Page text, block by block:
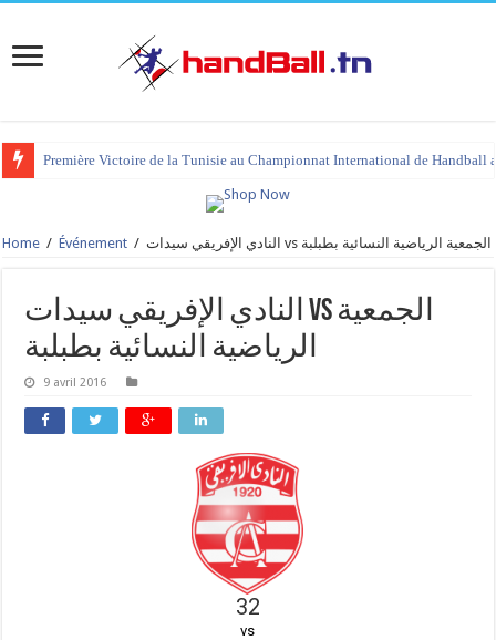
Première Victoire de la Tunisie au Championnat International de Handball
Home / Événement / النادي الإفريقي سيدات vs الجمعية الرياضية النسائية بطبلبة
النادي الإفريقي سيدات vs الجمعية
الرياضية النسائية بطبلبة
9 avril 2016
32
vs